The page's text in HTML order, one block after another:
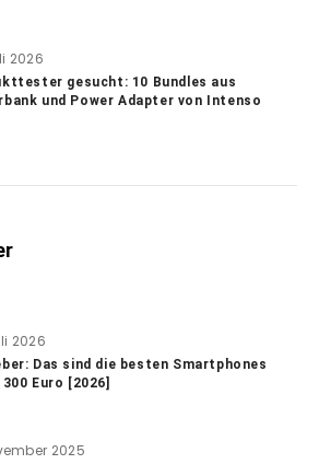
2026
gesucht: 10 Bundles aus
und Power Adapter von Intenso
2026
Das sind die besten Smartphones
Euro [2026]
2025